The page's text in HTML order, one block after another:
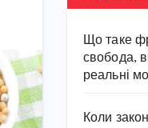
Що таке
свобода,
реальні
Коли